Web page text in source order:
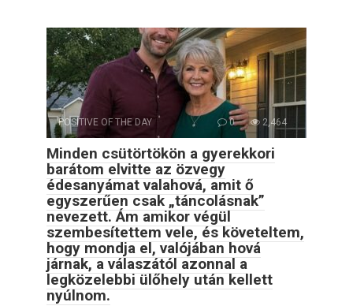
POSITIVE OF THE DAY 0 2,464
Minden csütörtökön a gyerekkori
barátom elvitte az özvegy
édesanyámat valahová, amit ő
egyszerűen csak „táncolásnak”
nevezett. Ám amikor végül
szembesítettem vele, és követeltem,
hogy mondja el, valójában hová
járnak, a válaszától azonnal a
legközelebbi ülőhely után kellett
nyúlnom.